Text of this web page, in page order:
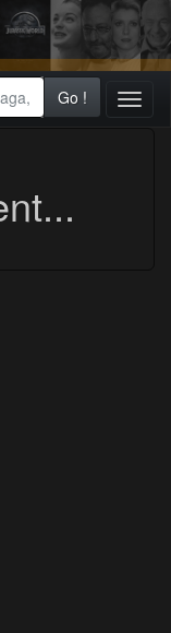
Go !